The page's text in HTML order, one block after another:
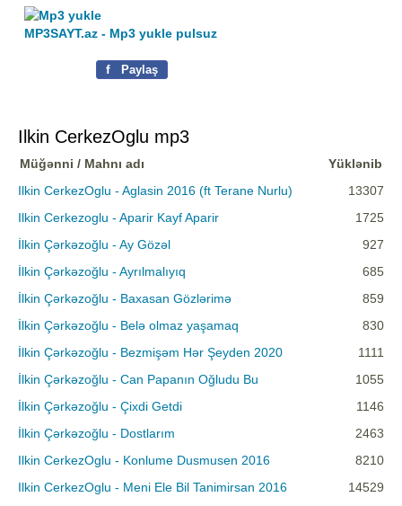
MP3SAYT.az - Mp3 yukle pulsuz
f Paylaş
Ilkin CerkezOglu mp3
Müğənni / Mahnı adı
Yüklənib
Ilkin CerkezOglu - Aglasin 2016 (ft Terane Nurlu)
13307
Ilkin Cerkezoglu - Aparir Kayf Aparir
1725
İlkin Çərkəzoğlu - Ay Gözəl
927
İlkin Çərkəzoğlu - Ayrılmalıyıq
685
İlkin Çərkəzoğlu - Baxasan Gözlərimə
859
İlkin Çərkəzoğlu - Belə olmaz yaşamaq
830
İlkin Çərkəzoğlu - Bezmişəm Hər Şeyden 2020
1111
İlkin Çərkəzoğlu - Can Papanın Oğludu Bu
1055
İlkin Çərkəzoğlu - Çixdi Getdi
1146
İlkin Çərkəzoğlu - Dostlarım
2463
Ilkin CerkezOglu - Konlume Dusmusen 2016
8210
Ilkin CerkezOglu - Meni Ele Bil Tanimirsan 2016
14529